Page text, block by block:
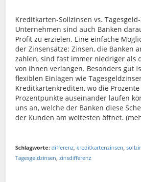
Kreditkarten-Sollzinsen vs.
Unternehmen sind auch Banken
Profit zu erzielen. Eine einfache
der Zinsensätze: Zinsen, die Banken
zahlen, sind fast immer niedriger als
von ihnen verlangen. Besonders gut
flexiblen Einlagen wie
Kreditkartenkrediten, wo die
Prozentpunkte auseinander laufen
uns an, welche der Banken diese
der Kunden am weitesten öffnet.
Schlagworte: differenz kreditkartenzinsen
Tagesgeldzinsen zinsdifferenz